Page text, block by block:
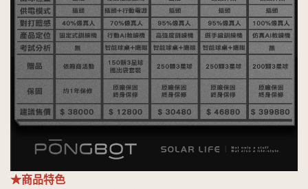
★商品特色